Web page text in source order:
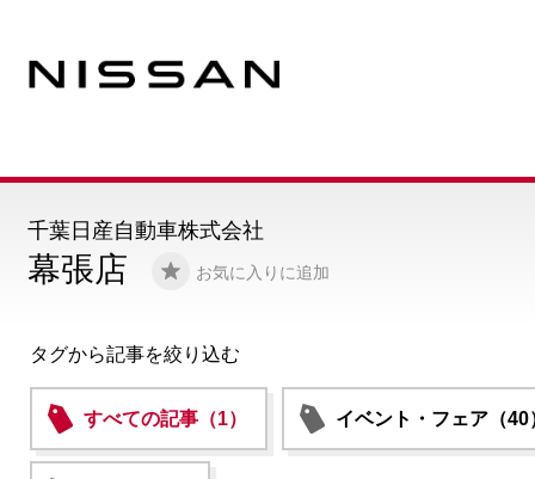
幕張店 お気に入りに追加
千葉日産自動車株式会社
タグから記事を絞り込む
すべての記事（1） イベント・フェア（40